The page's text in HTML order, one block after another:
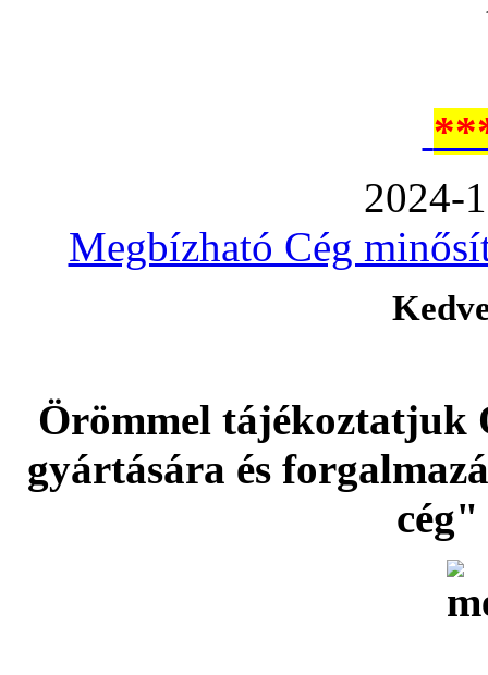
2024-
Megbízható Cég
Örömmel tájékoztatjuk
gyártására és